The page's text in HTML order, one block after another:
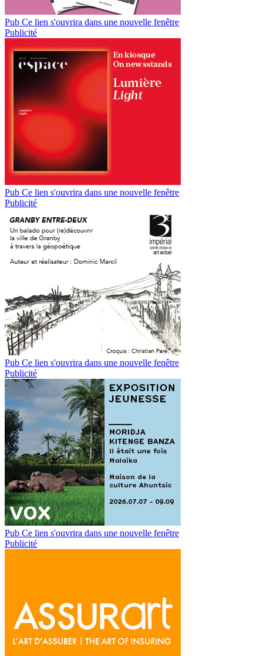
Pub Ce lien s'ouvrira dans une nouvelle fenêtre
Publicité
Pub Ce lien s'ouvrira dans une nouvelle fenêtre
Publicité
Pub Ce lien s'ouvrira dans une nouvelle fenêtre
Publicité
Pub Ce lien s'ouvrira dans une nouvelle fenêtre
Publicité